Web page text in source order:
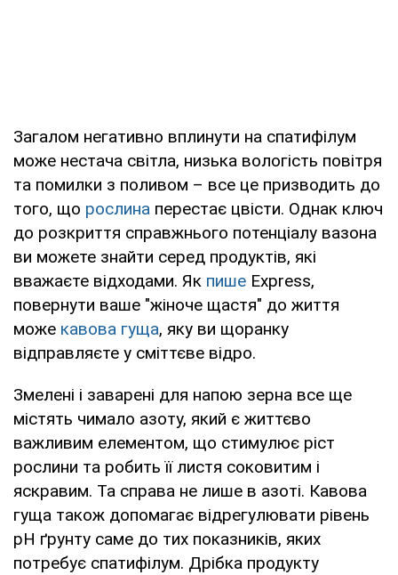
Загалом негативно вплинути на спатифілум
може нестача світла, низька вологість повітря
та помилки з поливом – все це призводить до
того, що рослина перестає цвісти. Однак ключ
до розкриття справжнього потенціалу вазона
ви можете знайти серед продуктів, які
вважаєте відходами. Як пише Express,
повернути ваше "жіноче щастя" до життя
може кавова гуща, яку ви щоранку
відправляєте у сміттєве відро.
Змелені і заварені для напою зерна все ще
містять чимало азоту, який є життєво
важливим елементом, що стимулює ріст
рослини та робить її листя соковитим і
яскравим. Та справа не лише в азоті. Кавова
гуща також допомагає відрегулювати рівень
pH ґрунту саме до тих показників, яких
потребує спатифілум. Дрібка продукту